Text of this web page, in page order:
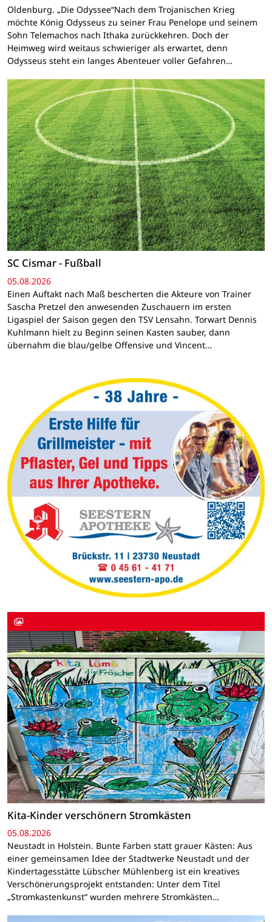
Oldenburg. „Die Odyssee“Nach dem Trojanischen Krieg
möchte König Odysseus zu seiner Frau Penelope und seinem
Sohn Telemachos nach Ithaka zurückkehren. Doch der
Heimweg wird weitaus schwieriger als erwartet, denn
Odysseus steht ein langes Abenteuer voller Gefahren…
SC Cismar - Fußball
05.08.2026
Einen Auftakt nach Maß bescherten die Akteure von Trainer
Sascha Pretzel den anwesenden Zuschauern im ersten
Ligaspiel der Saison gegen den TSV Lensahn. Torwart Dennis
Kuhlmann hielt zu Beginn seinen Kasten sauber, dann
übernahm die blau/gelbe Offensive und Vincent…
Kita-Kinder verschönern Stromkästen
05.08.2026
Neustadt in Holstein. Bunte Farben statt grauer Kästen: Aus
einer gemeinsamen Idee der Stadtwerke Neustadt und der
Kindertagesstätte Lübscher Mühlenberg ist ein kreatives
Verschönerungsprojekt entstanden: Unter dem Titel
„Stromkastenkunst“ wurden mehrere Stromkästen…